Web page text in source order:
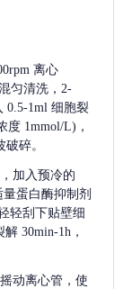
离心
匀清洗，2-
0.5-1ml 细胞裂
度 1mmol/L)，
碎。
加入预冷的
蛋白酶抑制剂
轻刮下贴壁细
30min-1h，
动离心管，使